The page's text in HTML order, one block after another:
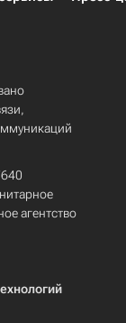
агентство